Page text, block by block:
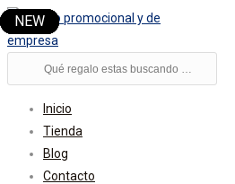
al
contenido
Búsqueda
de
productos
Inicio
Tienda
Blog
Contacto